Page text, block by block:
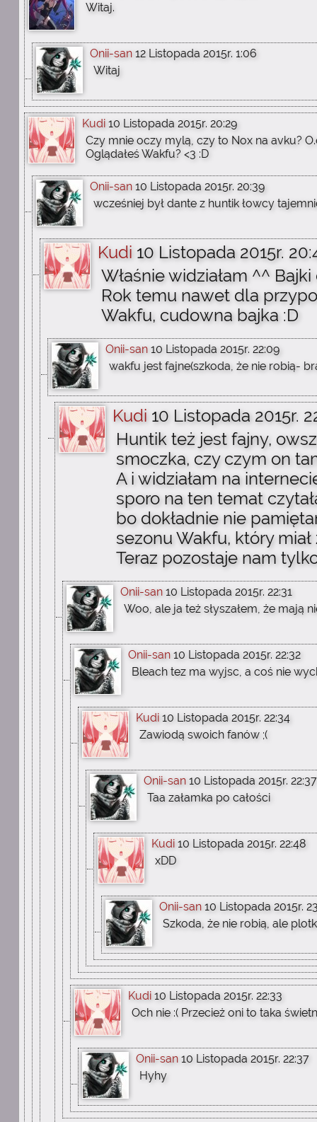
Witaj.
Onii-san 12 Listopada 2015r. 1:06
Witaj
Kudi 10 Listopada 2015r. 20:29
Czy mnie oczy mylą, czy to Nox na avku?
Oglądałeś Wakfu? <3 :D
Onii-san 10 Listopada 2015r. 20:39
wcześniej był dante z huntik łowcy
Kudi 10 Listopada 2015r.
Właśnie widziałam ^^
Rok temu nawet dla
Wakfu, cudowna bajka :D
Onii-san 10 Listopada 2015r. 22:09
wakfu jest fajne(szkoda, że nie robią-
Kudi 10 Listopada 2015r.
Huntik też jest fajny,
smoczka, czy czym on
A i widziałam na
sporo na ten temat
bo dokładnie nie
sezonu Wakfu, który
Teraz pozostaje nam
Onii-san 10 Listopada 2015r. 22:31
Woo, ale ja też słyszałem, że mają
Onii-san 10 Listopada 2015r. 22:32
Bleach tez ma wyjsc, a coś nie
Kudi 10 Listopada 2015r. 22:34
Zawiodą swoich fanów ;(
Onii-san 10 Listopada 2015r. 22:37
Taa załamka po całości
Kudi 10 Listopada 2015r. 22:48
xDD
Onii-san 10 Listopada 2015r.
Szkoda, że nie robią, ale
Kudi 10 Listopada 2015r. 22:33
Och nie :( Przecież oni to taka
Onii-san 10 Listopada 2015r. 22:37
Hyhy